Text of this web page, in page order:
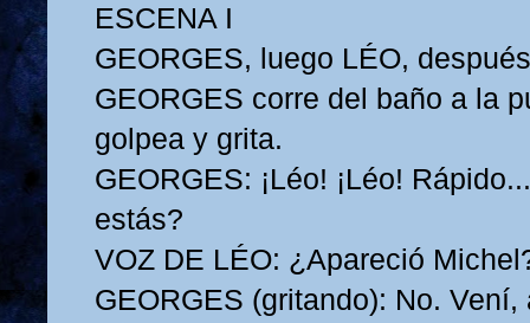
ESCENA I
GEORGES, luego LÉO,
GEORGES corre del baño a la
golpea y grita.
GEORGES: ¡Léo! ¡Léo!
estás?
VOZ DE LÉO: ¿Apareció
GEORGES (gritando): No. Vení,